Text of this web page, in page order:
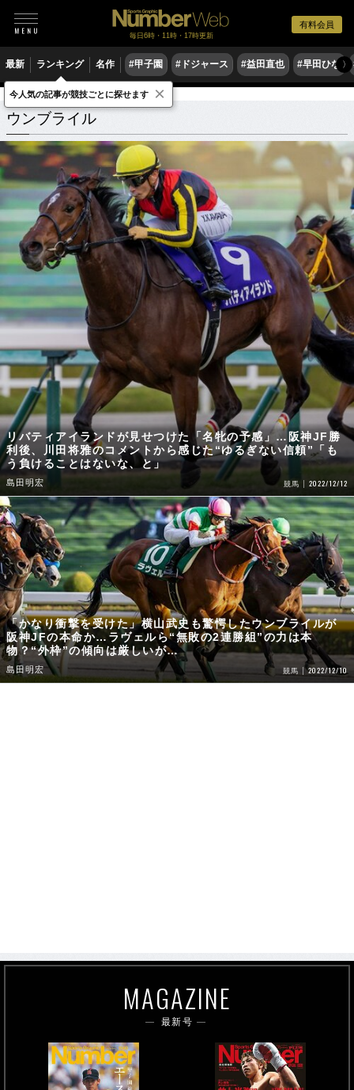
有料会員
毎日6時・11時・17時更新
最新 ランキング 名作 #甲子園 #ドジャース #益田直也 #早田ひな 〉
ウンブライル 関連記事
ウンブライル
リバティアイランドが見せつけた「名牝の予感」…阪神JF勝
利後、川田将雅のコメントから感じた“ゆるぎない信頼”「も
う負けることはないな、と」
島田明宏 競馬 2022/12/12
「かなり衝撃を受けた」横山武史も驚愕したウンブライルが
阪神JFの本命か…ラヴェルら“無敗の2連勝組”の力は本
物？“外枠”の傾向は厳しいが…
島田明宏 競馬 2022/12/10
MAGAZINE
最新号
今人気の記事が競技ごとに探せます ×